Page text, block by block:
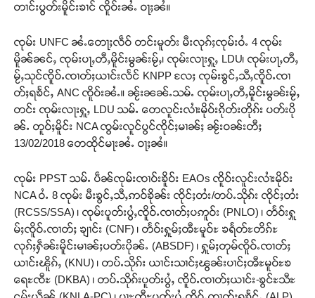
တၢင်းပွတ်းမိူင်းၶၢင် ၸိူဝ်းၼႆႉ ဝႃႈၼႆ။
ၸုမ်း UNFC ၼႆႉတေႃႈလဵဝ် တင်းမူတ်း မီးလုၵ်ႈၸုမ်းဝႆႉ 4 ၸုမ်း
မိူၼ်ၼင်ႇ ၸုမ်းပႃႇတီႇမိူင်းမွၼ်းမႂ်ႇ၊ ၸုမ်းလႃးႁူႇ LDU၊ ၸုမ်းပႃႇတီႇ
မႂ်ႇသုင်ၸိူဝ်ႉၸၢတ်ႈယၢင်းလႅင် KNPP လႄႈ ၸုမ်းၶွင်ႇသီႇၸိူဝ်ႉၸၢ
တ်ႈရၶႅင်ႇ ANC ၸိူဝ်းၼႆႉ။ ၼႂ်းၼၼ်ႉသမ်ႉ ၸုမ်းပႃႇတီႇမိူင်းမွၼ်းမႂ်ႇ
တင်း ၸုမ်းလႃးႁူႇ LDU သမ်ႉ တေလူင်းလၢႆးမိုဝ်းၵိုတ်းတိုၵ်း ပတ်းပို
ၼ်ႉ တူဝ်ႈမိူင်း NCA ၸွမ်းလူင်ပွင်ၸိုင်ႈမၢၼ်ႈ ၼႂ်းဝၼ်းတီႈ
13/02/2018 တေထိုင်မႃးၼႆႉ ဝႃႈၼႆ။
ၸုမ်း PPST သမ်ႉ ပဵၼ်ၸုမ်းၸၢဝ်းၶိူဝ်း EAOs ၸိူဝ်းလူင်းလၢႆးမိုဝ်း
NCA ဝႆႉ 8 ၸုမ်း မီးၶွင်ႇသီႇဢဝ်ၶိုၼ်း ၸိုင်ႈတႆး/တပ်ႉသိုၵ်း ၸိုင်ႈတႆး
(RCSS/SSA) ၊ ၸုမ်းပူတ်းပွႆႇၸိူဝ်ႉၸၢတ်ႈပဢူဝ်း (PNLO) ၊ တႅဝ်းႁူ
မ်ႈၸိူဝ်ႉၸၢတ်ႈ ၶျၢင်း (CNF) ၊ တႅဝ်းႁူမ်ႈၻီႊမူဝ်ႊ ၶရႅတ်ႊတိၵ်ႊ
လုၵ်ႈႁဵၼ်းမိူင်းမၢၼ်ႈပတ်းပိုၼ်ႉ (ABSDF) ၊ ႁူမ်ႈတုမ်ၸိူဝ်ႉၸၢတ်ႈ
ယၢင်းၽိူၵ်ႇ (KNU) ၊ တပ်ႉသိုၵ်း ယၢင်းသၢင်ႈၽွၼ်းပၢင်ႈၻီႊမူဝ်ႊၶ
ရေႊၸီႊ (DKBA) ၊ တပ်ႉသိုၵ်းပူတ်းပွႆႇ ၸိူဝ်ႉၸၢတ်ႈယၢင်း-ၶွင်ႊသီႊ